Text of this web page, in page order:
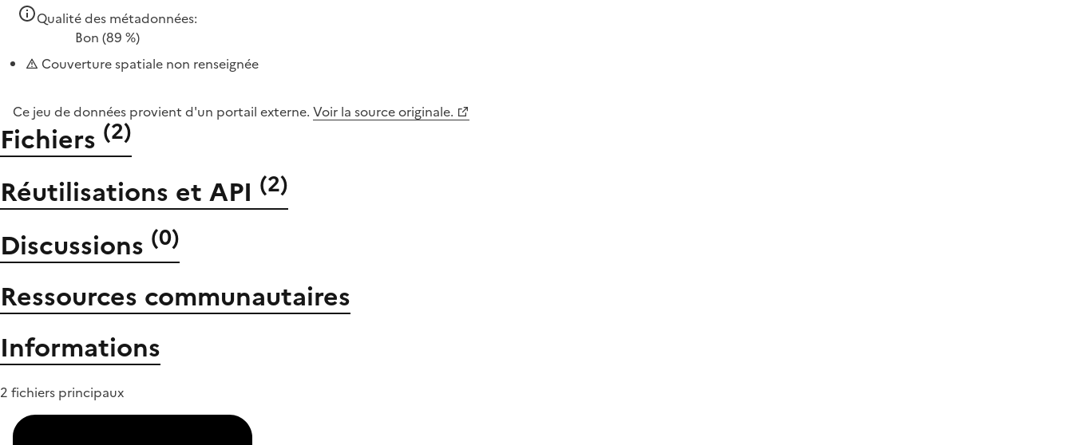
Qualité des métadonnées:
Bon (89 %)
Couverture spatiale non renseignée
Ce jeu de données provient d'un portail externe. Voir la source originale.
Fichiers (2)
Réutilisations et API (2)
Discussions (0)
Ressources communautaires
Informations
2 fichiers principaux